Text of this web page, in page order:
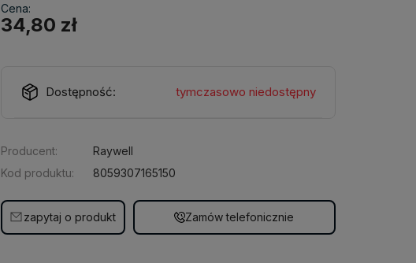
Cena:
34,80 zł
Dostępność: tymczasowo niedostępny
Producent:
Raywell
Kod produktu:
8059307165150
zapytaj o produkt Zamów telefonicznie